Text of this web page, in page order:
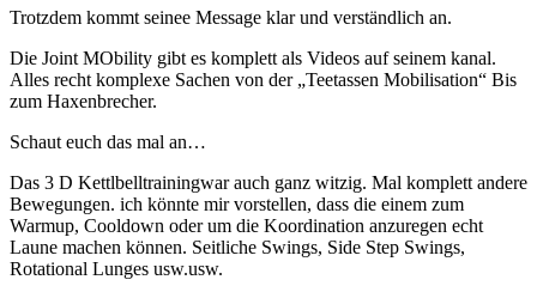
Trotzdem kommt seinee Message klar und verständlich an.
Die Joint MObility gibt es komplett als Videos auf seinem kanal.
Alles recht komplexe Sachen von der „Teetassen Mobilisation“ Bis
zum Haxenbrecher.
Schaut euch das mal an…
Das 3 D Kettlbelltrainingwar auch ganz witzig. Mal komplett andere
Bewegungen. ich könnte mir vorstellen, dass die einem zum
Warmup, Cooldown oder um die Koordination anzuregen echt
Laune machen können. Seitliche Swings, Side Step Swings,
Rotational Lunges usw.usw.